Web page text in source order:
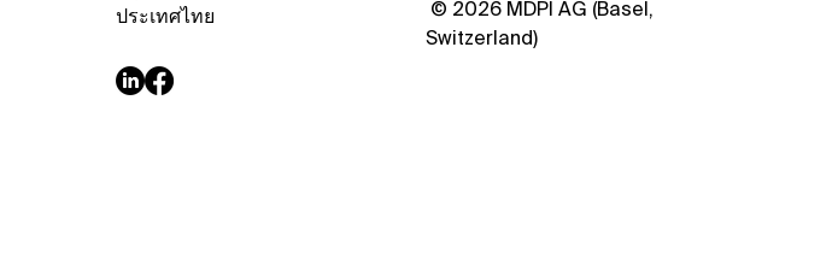
ประเทศไทย
© 2026 MDPI AG (Basel,
Switzerland)